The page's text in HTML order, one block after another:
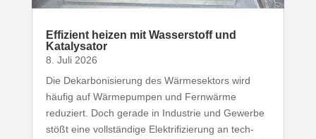
Effizient heizen mit Wasser­stoff und
Katalysator
8. Juli 2026
Die Dekar­bo­ni­sierung des Wärme­sektors wird
häufig auf Wärme­pumpen und Fernwärme
reduziert. Doch gerade in Industrie und Gewerbe
stößt eine voll­ständige Elek­tri­fi­zierung an tech­